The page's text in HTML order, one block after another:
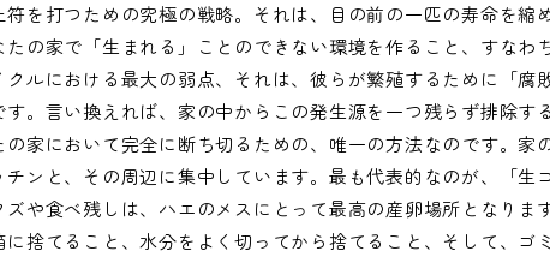
を打つための究極の戦略。それは、目の前の一匹の寿命を縮
たの家で「生まれる」ことのできない環境を作ること、すなわ
クルにおける最大の弱点、それは、彼らが繁殖するために「腐
。言い換えれば、家の中からこの発生源を一つ残らず排除す
家において完全に断ち切るための、唯一の方法なのです。家
ンと、その周辺に集中しています。最も代表的なのが、「生
や食べ残しは、ハエのメスにとって最高の産卵場所となりま
捨てること、水分をよく切ってから捨てること、そして、ゴ